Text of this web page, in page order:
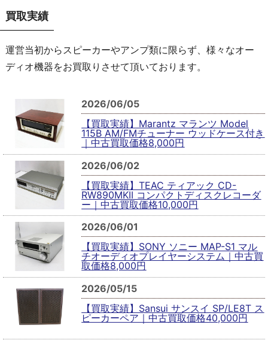
買取実績
運営当初からスピーカーやアンプ類に限らず、様々なオー
ディオ機器をお買取りさせて頂いております。
2026/06/05
【買取実績】Marantz マランツ Model
115B AM/FMチューナー ウッドケース付き
｜中古買取価格8,000円
2026/06/02
【買取実績】TEAC ティアック CD-
RW890MKII コンパクトディスクレコーダ
ー｜中古買取価格10,000円
2026/06/01
【買取実績】SONY ソニー MAP-S1 マル
チオーディオプレイヤーシステム｜中古買
取価格8,000円
2026/05/15
【買取実績】Sansui サンスイ SP/LE8T ス
ピーカーペア｜中古買取価格40,000円